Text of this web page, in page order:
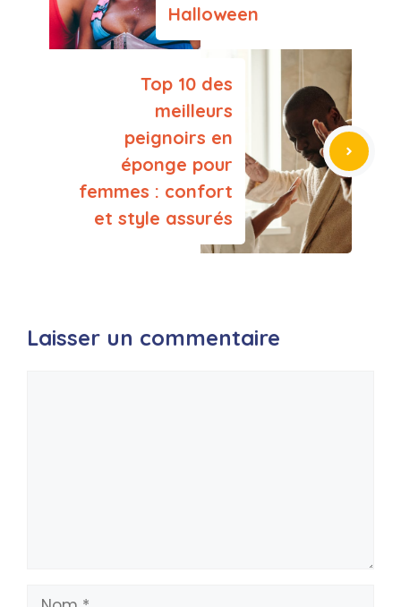
Halloween
Top 10 des
meilleurs
peignoirs en
éponge pour
femmes : confort
et style assurés
Laisser un commentaire
Nom